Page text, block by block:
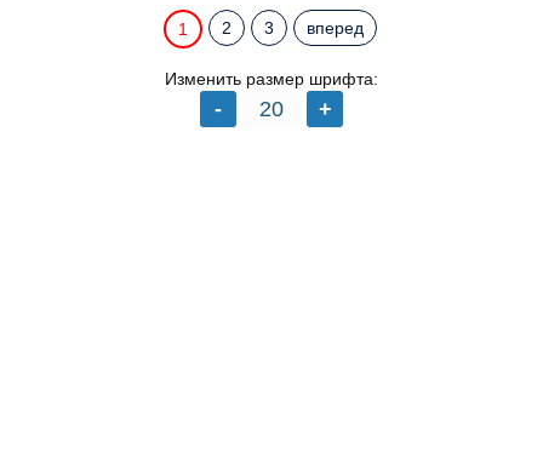
1 2 3 вперед
Изменить размер шрифта: